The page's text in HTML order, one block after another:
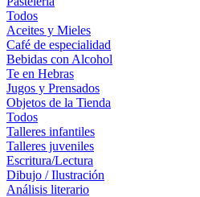
Todos
Aceites y Mieles
Café de especialidad
Bebidas con Alcohol
Te en Hebras
Jugos y Prensados
Objetos de la Tienda
Todos
Talleres infantiles
Talleres juveniles
Escritura/Lectura
Dibujo / Ilustración
Análisis literario